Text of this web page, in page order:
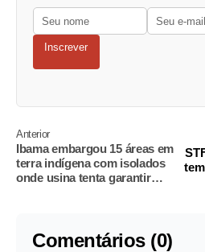
Inscrever
Anterior
Ibama embargou 15 áreas em
terra indígena com isolados
onde usina tenta garantir
Comentários (0)